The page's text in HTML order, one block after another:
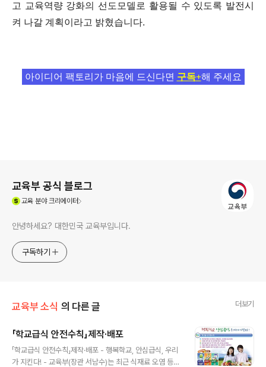
고 교육역량 강화의 선도모델로 활용될 수 있도록 발전시
켜 나갈 계획이라고 밝혔습니다.
아이디어 팩토리가 마음에 드신다면 구독+해 주세요
교육부 공식 블로그
교육분야 크리에이터
안녕하세요? 대한민국 교육부입니다.
구독하기
교육부 소식 의 다른 글 더보기
「학교급식 안전수칙」제작·배포
「학교급식 안전수칙」제작·배포 - 행복학교, 안심급식, 우리
가 지킨다! - 교육부(장관 서남수)는 최근 식재료 오염 등으